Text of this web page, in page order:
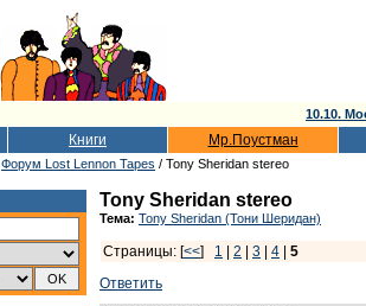
10.10.
Книги Мр.Поустман
Форум Lost Lennon Tapes / Tony Sheridan stereo
Tony Sheridan stereo
Тема: Tony Sheridan (Тони Шеридан)
Страницы: [<<] 1 2 3 4
5
Ответить